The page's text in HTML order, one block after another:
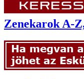
Zenekarok A-